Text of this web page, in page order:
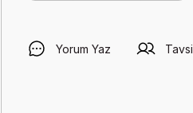
Yorum Yaz